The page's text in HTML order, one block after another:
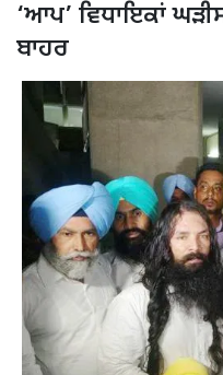
‘ਆਪ’ ਵਿਧਾਇਕਾਂ
ਬਾਹਰ